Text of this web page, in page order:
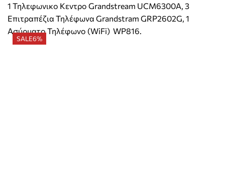
SALE6%
1 Τηλεφωνικο Κεντρο Grandstream UCM6300A, 3
Επιτραπέζια Τηλέφωνα Grandstram GRP2602G, 1
Ασύρματο Τηλέφωνο (WiFi) WP816.